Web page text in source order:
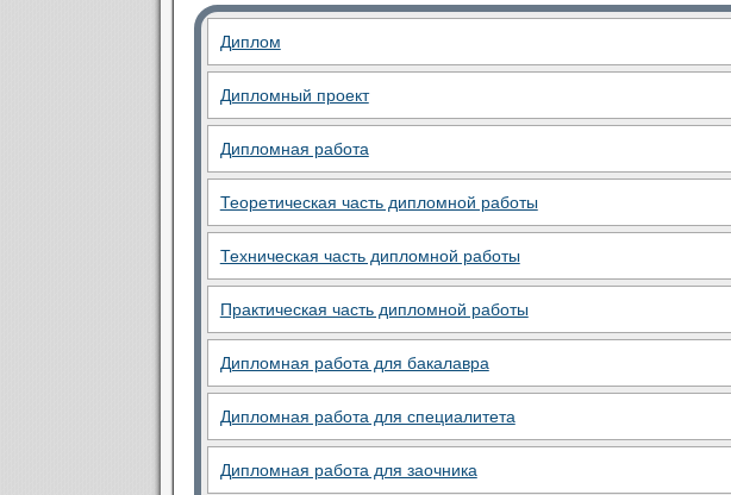
Диплом
Дипломный проект
Дипломная работа
Теоретическая часть дипломной работы
Техническая часть дипломной работы
Практическая часть дипломной работы
Дипломная работа для бакалавра
Дипломная работа для специалитета
Дипломная работа для заочника